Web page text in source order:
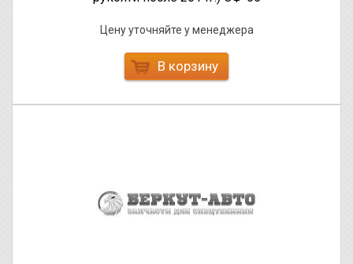
Цену уточняйте у менеджера
В корзину